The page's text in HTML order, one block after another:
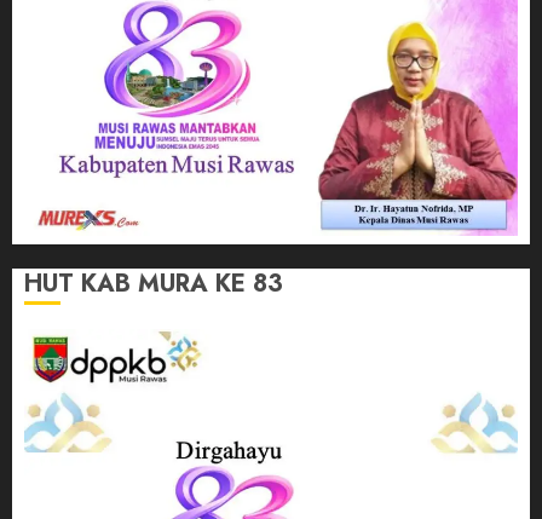
HUT KAB MURA KE 83